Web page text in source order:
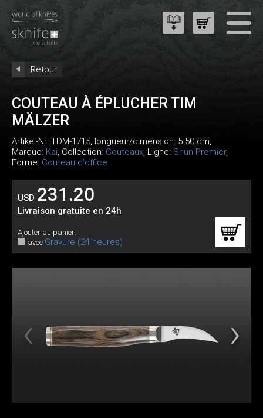
Retour
COUTEAU À ÉPLUCHER TIM
MÄLZER
Artikel-Nr: TDM-1715, longueur/dimension: 5.50 cm,
Marque: Kai, Collection: Couteaux, Ligne: Shun Premier,
Forme: Couteau d'office
USD 231.20
Livraison gratuite en 24h
Ajouter au panier:
avec Gravure (24 heures)